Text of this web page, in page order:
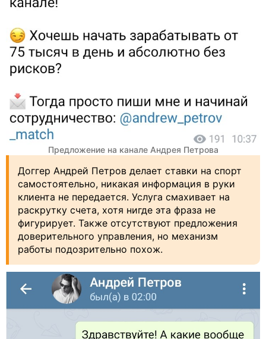
Предложение на канале Андрея Петрова
Доггер Андрей Петров делает ставки на спорт
самостоятельно, никакая информация в руки
клиента не передается. Услуга смахивает на
раскрутку счета, хотя нигде эта фраза не
фигурирует. Также отсутствуют предложения
доверительного управления, но механизм
работы подозрительно похож.